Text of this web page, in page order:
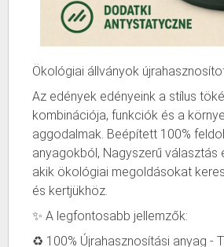
Ökológiai állványok
Az edények edényeink a stílus
kombinációja, funkciók és a
aggodalmak. Beépített 100%
anyagokból, Nagyszerű választás
akik ökológiai megoldásokat
és kertjükhöz.
✨ A legfontosabb jellemzők:
♻️ 100% Újrahasznosítási anyag -